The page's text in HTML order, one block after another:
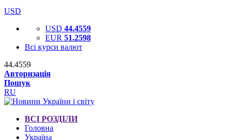
USD
USD 44.4559
EUR 51.2598
Всі курси валют
44.4559
Авторизація
Пошук
RU
ВСІ РОЗДІЛИ
Головна
Україна